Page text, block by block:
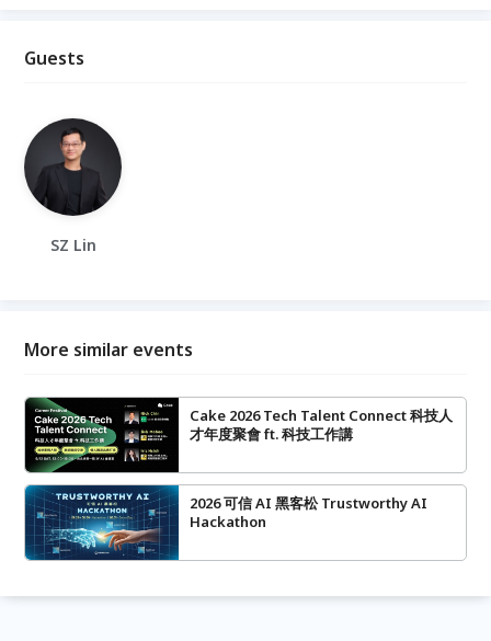
Guests
SZ Lin
More similar events
Cake 2026 Tech Talent Connect 科技人
才年度聚會 ft. 科技工作講
2026 可信 AI 黑客松 Trustworthy AI
Hackathon